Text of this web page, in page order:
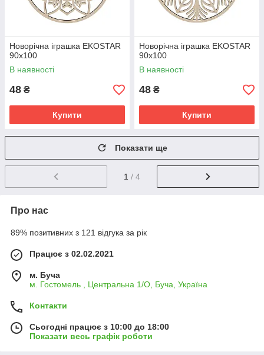
Новорічна іграшка EKOSTAR
90х100
В наявності
48 ₴
Купити
Новорічна іграшка EKOSTAR
90х100
В наявності
48 ₴
Купити
Показати ще
1 / 4
Про нас
89% позитивних з 121 відгука за рік
Працює з 02.02.2021
м. Буча
м. Гостомель , Центральна 1/О, Буча, Україна
Контакти
Сьогодні працює з 10:00 до 18:00
Показати весь графік роботи